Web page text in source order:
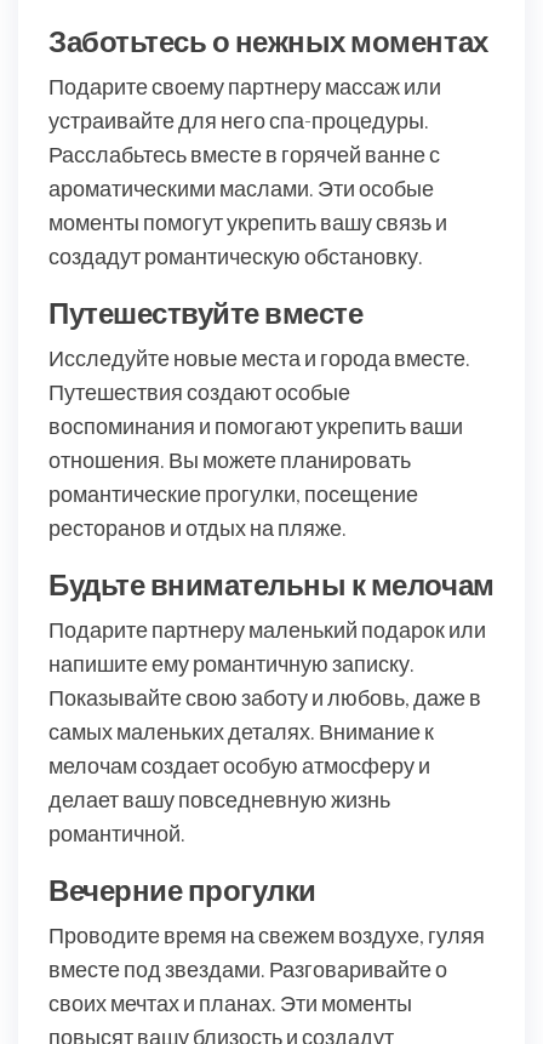
Заботьтесь о нежных моментах
Подарите своему партнеру массаж или
устраивайте для него спа-процедуры.
Расслабьтесь вместе в горячей ванне с
ароматическими маслами. Эти особые
моменты помогут укрепить вашу связь и
создадут романтическую обстановку.
Путешествуйте вместе
Исследуйте новые места и города вместе.
Путешествия создают особые
воспоминания и помогают укрепить ваши
отношения. Вы можете планировать
романтические прогулки, посещение
ресторанов и отдых на пляже.
Будьте внимательны к мелочам
Подарите партнеру маленький подарок или
напишите ему романтичную записку.
Показывайте свою заботу и любовь, даже в
самых маленьких деталях. Внимание к
мелочам создает особую атмосферу и
делает вашу повседневную жизнь
романтичной.
Вечерние прогулки
Проводите время на свежем воздухе, гуляя
вместе под звездами. Разговаривайте о
своих мечтах и планах. Эти моменты
повысят вашу близость и создадут